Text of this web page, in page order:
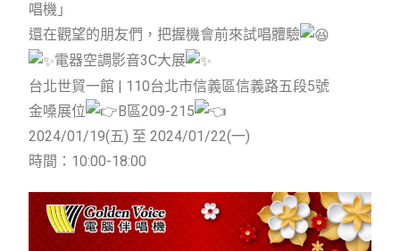
唱機」
還在觀望的朋友們，把握機會前來試唱體驗
電器空調影音3C大展
台北世貿一館 | 110台北市信義區信義路五段5號
金嗓展位
B區209-215
2024/01/19(五) 至 2024/01/22(一)
時間：10:00-18:00